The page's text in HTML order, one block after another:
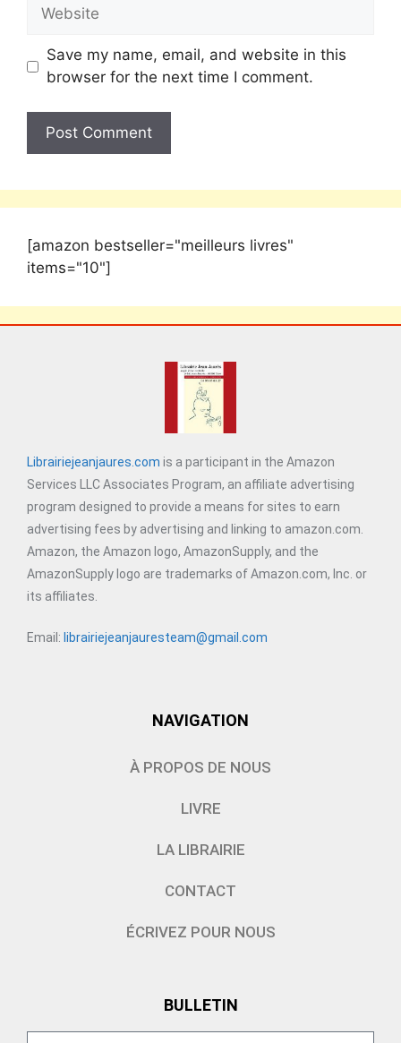
Save my name, email, and website in this
browser for the next time I comment.
[amazon bestseller="meilleurs livres"
items="10"]
Librairiejeanjaures.com is a participant in the Amazon
Services LLC Associates Program, an affiliate advertising
program designed to provide a means for sites to earn
advertising fees by advertising and linking to amazon.com.
Amazon, the Amazon logo, AmazonSupply, and the
AmazonSupply logo are trademarks of Amazon.com, Inc. or
its affiliates.
Email: librairiejeanjauresteam@gmail.com
NAVIGATION
À PROPOS DE NOUS
LIVRE
LA LIBRAIRIE
CONTACT
ÉCRIVEZ POUR NOUS
BULLETIN